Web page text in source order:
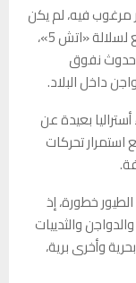
مرغوب فيه، لم يكن
أمراً مستبعداً في ظل الانتشار العالمي الواسع لسلالة «اتش 5»،
حدوث نفوق
داخل البلاد.
بعيدة عن
تحركات
الطيور خطورة، إذ
والثدييات
وأخرى برية،